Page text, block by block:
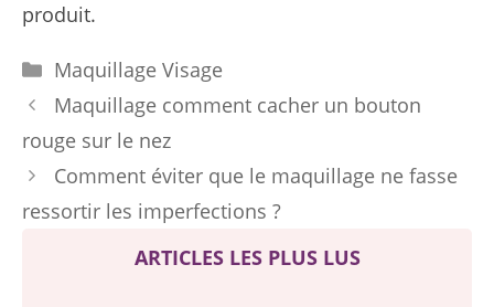
produit.
Catégories
Maquillage Visage
Maquillage comment cacher un bouton
rouge sur le nez
Comment éviter que le maquillage ne fasse
ressortir les imperfections ?
ARTICLES LES PLUS LUS